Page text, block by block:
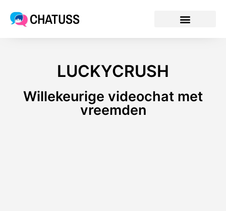
CHATUSS
LUCKYCRUSH
Willekeurige videochat met
vreemden